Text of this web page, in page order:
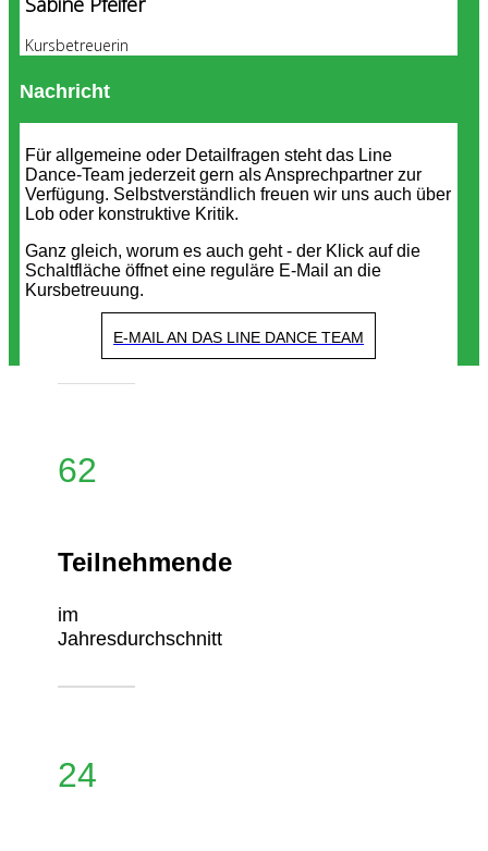
Kursbetreuerin
Nachricht
Für allgemeine oder Detailfragen steht das Line
Dance-Team jederzeit gern als Ansprechpartner zur
Verfügung. Selbstverständlich freuen wir uns auch über
Lob oder konstruktive Kritik.
Ganz gleich, worum es auch geht - der Klick auf die
Schaltfläche öffnet eine reguläre E-Mail an die
Kursbetreuung.
E-MAIL AN DAS LINE DANCE TEAM
62
Teilnehmende
im
Jahresdurchschnitt
24